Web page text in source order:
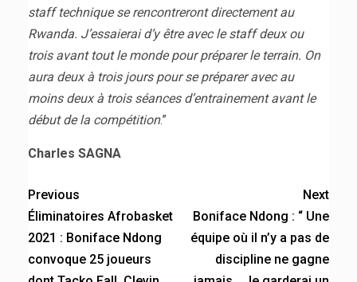
staff technique se rencontreront directement au
Rwanda. J’essaierai d’y être avec le staff deux ou
trois avant tout le monde pour préparer le terrain. On
aura deux à trois jours pour se préparer avec au
moins deux à trois séances d’entrainement avant le
début de la compétition.”
Charles SAGNA
Previous
Éliminatoires Afrobasket
2021 : Boniface Ndong
convoque 25 joueurs
Next
Boniface Ndong : “ Une
équipe où il n’y a pas de
discipline ne gagne